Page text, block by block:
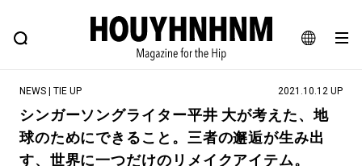
JA
EN
FEATURE BLOG SNAP
ヒップなファッション、カルチャー、ライフスタイルWEBマガジン
#注目のタグ
NEWS | TIE UP 2021.10.12 UP
シンガーソングライター平井 大が考えた、地
球のためにできること。三者の邂逅が生み出
す、世界に一つだけのリメイクアイテム。